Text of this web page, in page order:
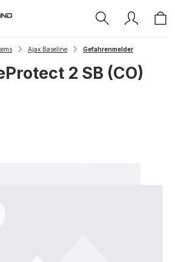
Ajax Baseline Gefahrenmelder
2 SB (CO)